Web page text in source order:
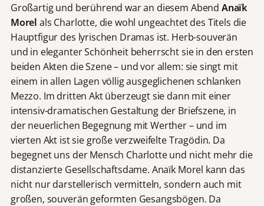
Großartig und berührend war an diesem Abend Anaïk
Morel als Charlotte, die wohl ungeachtet des Titels die
Hauptfigur des lyrischen Dramas ist. Herb-souverän
und in eleganter Schönheit beherrscht sie in den ersten
beiden Akten die Szene – und vor allem: sie singt mit
einem in allen Lagen völlig ausgeglichenen schlanken
Mezzo. Im dritten Akt überzeugt sie dann mit einer
intensiv-dramatischen Gestaltung der Briefszene, in
der neuerlichen Begegnung mit Werther – und im
vierten Akt ist sie große verzweifelte Tragödin. Da
begegnet uns der Mensch Charlotte und nicht mehr die
distanzierte Gesellschaftsdame. Anaïk Morel kann das
nicht nur darstellerisch vermitteln, sondern auch mit
großen, souverän geformten Gesangsbögen. Da